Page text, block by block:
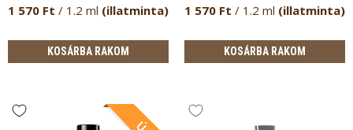
1 570 Ft / 1.2 ml (illatminta)
KOSÁRBA RAKOM
1 570 Ft / 1.2 ml (illatminta)
KOSÁRBA RAKOM